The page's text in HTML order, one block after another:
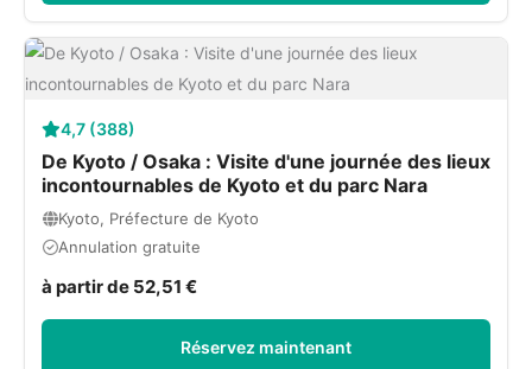
4,7 (388)
De Kyoto / Osaka : Visite d'une journée des lieux
incontournables de Kyoto et du parc Nara
Kyoto, Préfecture de Kyoto
Annulation gratuite
à partir de 52,51 €
Réservez maintenant